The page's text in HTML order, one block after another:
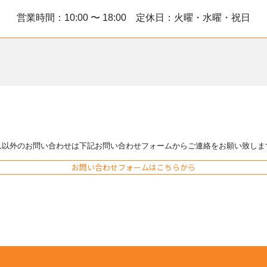
営業時間：10:00 〜 18:00 定休日：火曜・水曜・祝日
以外のお問い合わせは下記お問い合わせフォームからご連絡をお願い致しま
お問い合わせフォームはこちらから